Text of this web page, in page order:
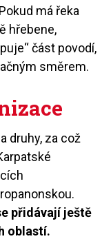
Pokud má řeka
hřebene,
část povodí,
směrem.
druhy, za což
přidávají ještě
oblastí.